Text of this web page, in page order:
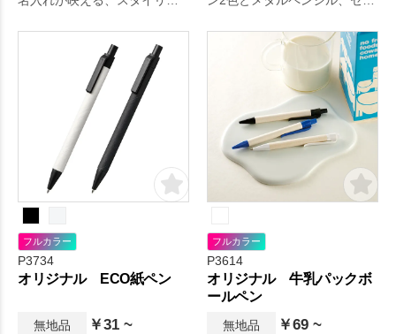
た便利なセット。
フルカラー
P3734
オリジナル ECO紙ペン
無地品 ￥31 ~
フルカラー
P3614
オリジナル 牛乳パックボ
ールペン
無地品 ￥69 ~